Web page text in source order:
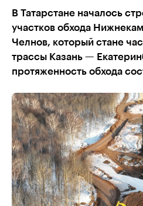
В Татарстане началось
участков обхода
Челнов, который стане
трассы Казань —
протяженность обхода